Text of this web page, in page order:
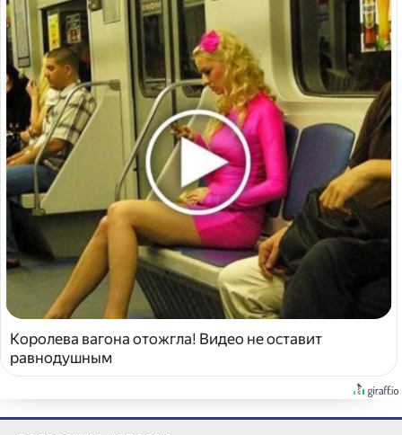
Королева вагона отожгла! Видео не оставит
равнодушным